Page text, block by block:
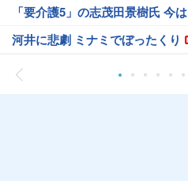
「要介護5」の志茂田景樹氏 今は
河井に悲劇 ミナミでぼったくり